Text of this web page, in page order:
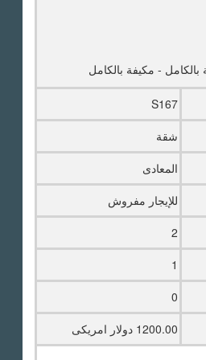
- مكيفة بالكامل
S167
شقة
المعادى
للإيجار مفروش
2
1
0
1200.00 دولار امريكى